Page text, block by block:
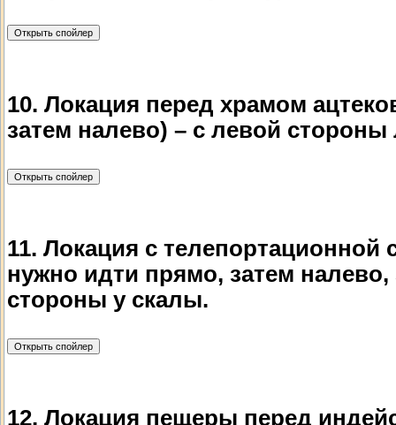
10. Локация перед храмом
затем налево) – с левой
11. Локация с телепортационной
нужно идти прямо, затем
стороны у скалы.
12. Локация пещеры перед